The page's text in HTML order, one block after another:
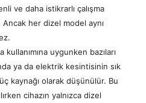
ve daha istikrarlı çalışma
Ancak her dizel model aynı
uygunken bazıları
ya da elektrik kesintisinin sık
kaynağı olarak düşünülür. Bu
cihazın yalnızca dizel